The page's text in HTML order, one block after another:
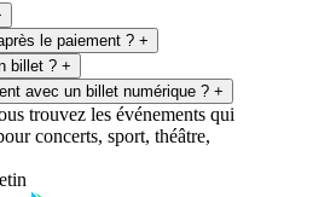
le paiement ? +
billet ? +
avec un billet numérique ? +
trouvez les événements qui
concerts, sport, théâtre,